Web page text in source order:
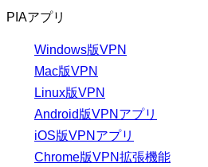
PIAアプリ
Windows版VPN
Mac版VPN
Linux版VPN
Android版VPNアプリ
iOS版VPNアプリ
Chrome版VPN拡張機能